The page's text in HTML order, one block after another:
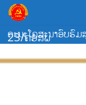
Skip
content
ຄະນະໂຄສະນາອົບຮົ
23/ຄອສພ